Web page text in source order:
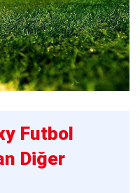
Futbol
Diğer